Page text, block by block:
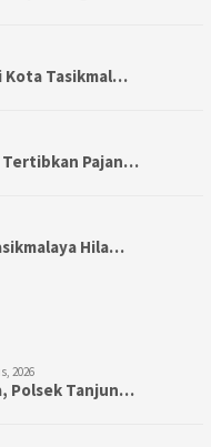
Kota Tasikmal…
Tertibkan Pajan…
Hila…
2026
Polsek Tanjun…